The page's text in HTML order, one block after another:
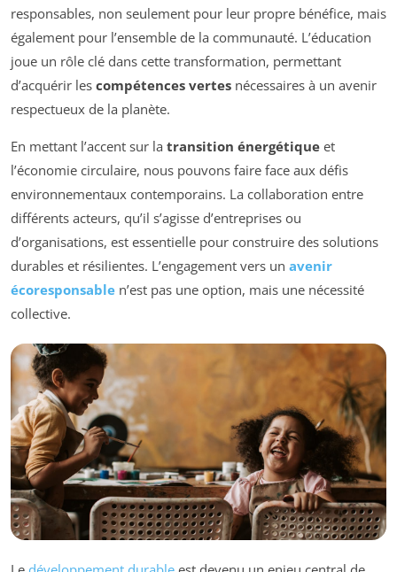
responsables, non seulement pour leur propre bénéfice, mais
également pour l’ensemble de la communauté. L’éducation
joue un rôle clé dans cette transformation, permettant
d’acquérir les compétences vertes nécessaires à un avenir
respectueux de la planète.
En mettant l’accent sur la transition énergétique et
l’économie circulaire, nous pouvons faire face aux défis
environnementaux contemporains. La collaboration entre
différents acteurs, qu’il s’agisse d’entreprises ou
d’organisations, est essentielle pour construire des solutions
durables et résilientes. L’engagement vers un avenir
écoresponsable n’est pas une option, mais une nécessité
collective.